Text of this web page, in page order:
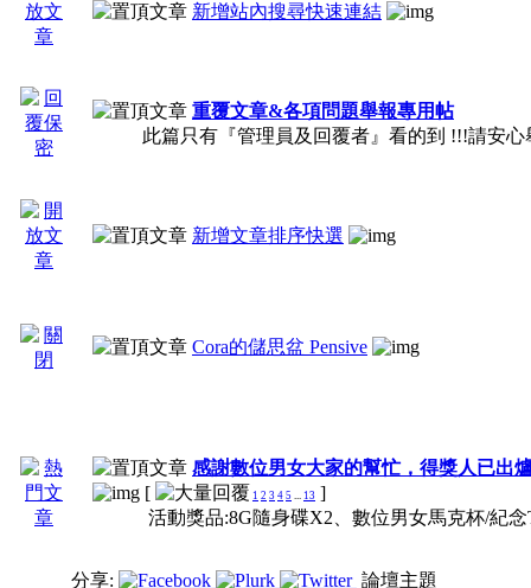
言，勿把標題或內容
三、不爽發洩版區：
1、本版給會員於生活
洩的管道，對於發文
新增站內搜尋快速連結
重覆文章&各項問題舉報專用帖
此篇只有『管理員及回覆者』看的到 !!!請安心
新增文章排序快選
Cora的儲思盆 Pensive
感謝數位男女大家的幫忙，得獎人已出
[
1 2 3 4 5 ... 13 ]
活動獎品:8G隨身碟X2、數位男女馬克杯/紀
分享:
論壇主題